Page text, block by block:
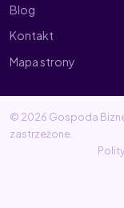
Blog
Kontakt
Mapa strony
© 2026 Gospoda
zastrzeżone.